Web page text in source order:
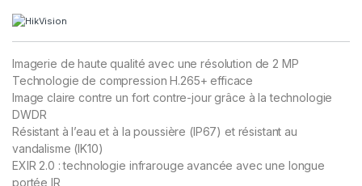
Imagerie de haute qualité avec une résolution de 2 MP
Technologie de compression H.265+ efficace
Image claire contre un fort contre-jour grâce à la technologie
DWDR
Résistant à l’eau et à la poussière (IP67) et résistant au
vandalisme (IK10)
EXIR 2.0 : technologie infrarouge avancée avec une longue
portée IR